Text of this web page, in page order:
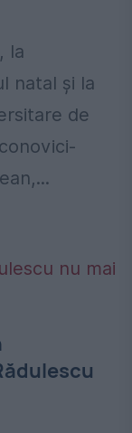
la
natal şi la
de